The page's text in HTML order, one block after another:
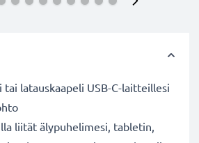
latauskaapeli USB-C-laitteillesi
liität älypuhelimesi, tabletin,